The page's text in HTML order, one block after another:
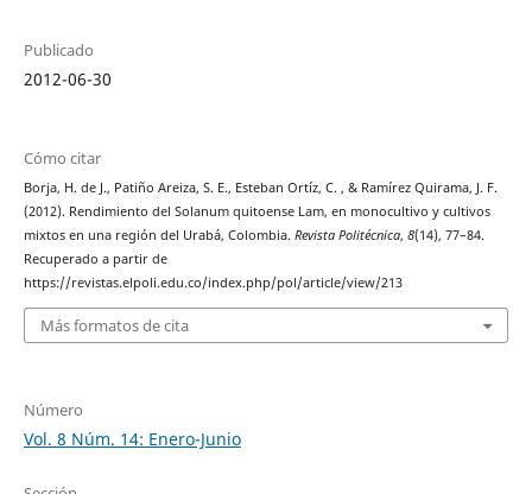
Publicado
2012-06-30
Cómo citar
Borja, H. de J., Patiño Areiza, S. E., Esteban Ortíz, C. , & Ramírez Quirama, J. F.
(2012). Rendimiento del Solanum quitoense Lam, en monocultivo y cultivos
mixtos en una región del Urabá, Colombia. Revista Politécnica, 8(14), 77–84.
Recuperado a partir de
https://revistas.elpoli.edu.co/index.php/pol/article/view/213
Más formatos de cita
Número
Vol. 8 Núm. 14: Enero-Junio